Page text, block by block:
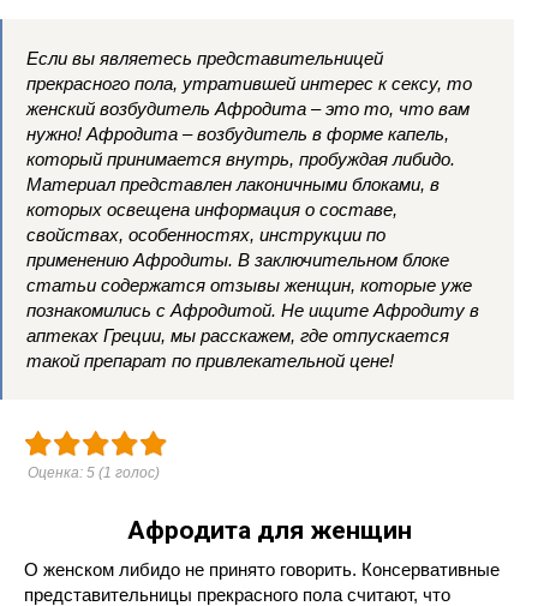
Если вы являетесь представительницей
прекрасного пола, утратившей интерес к сексу, то
женский возбудитель Афродита – это то, что вам
нужно! Афродита – возбудитель в форме капель,
который принимается внутрь, пробуждая либидо.
Материал представлен лаконичными блоками, в
которых освещена информация о составе,
свойствах, особенностях, инструкции по
применению Афродиты. В заключительном блоке
статьи содержатся отзывы женщин, которые уже
познакомились с Афродитой. Не ищите Афродиту в
аптеках Греции, мы расскажем, где отпускается
такой препарат по привлекательной цене!
Оценка: 5 (1 голос)
Афродита для женщин
О женском либидо не принято говорить. Консервативные
представительницы прекрасного пола считают, что